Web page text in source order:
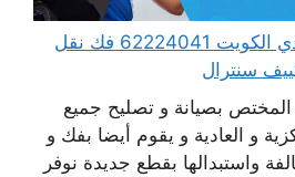
فني تكييف مركزي هندي الكويت 62224041 فك نقل
سنترال
بصيانة و تصليح جميع
و العادية و يقوم أيضا بفك و
واستبدالها بقطع جديدة نوفر